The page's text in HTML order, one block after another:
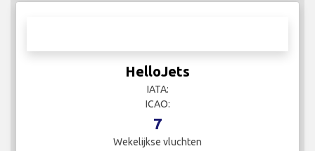
HelloJets
IATA:
ICAO:
7
Wekelijkse vluchten